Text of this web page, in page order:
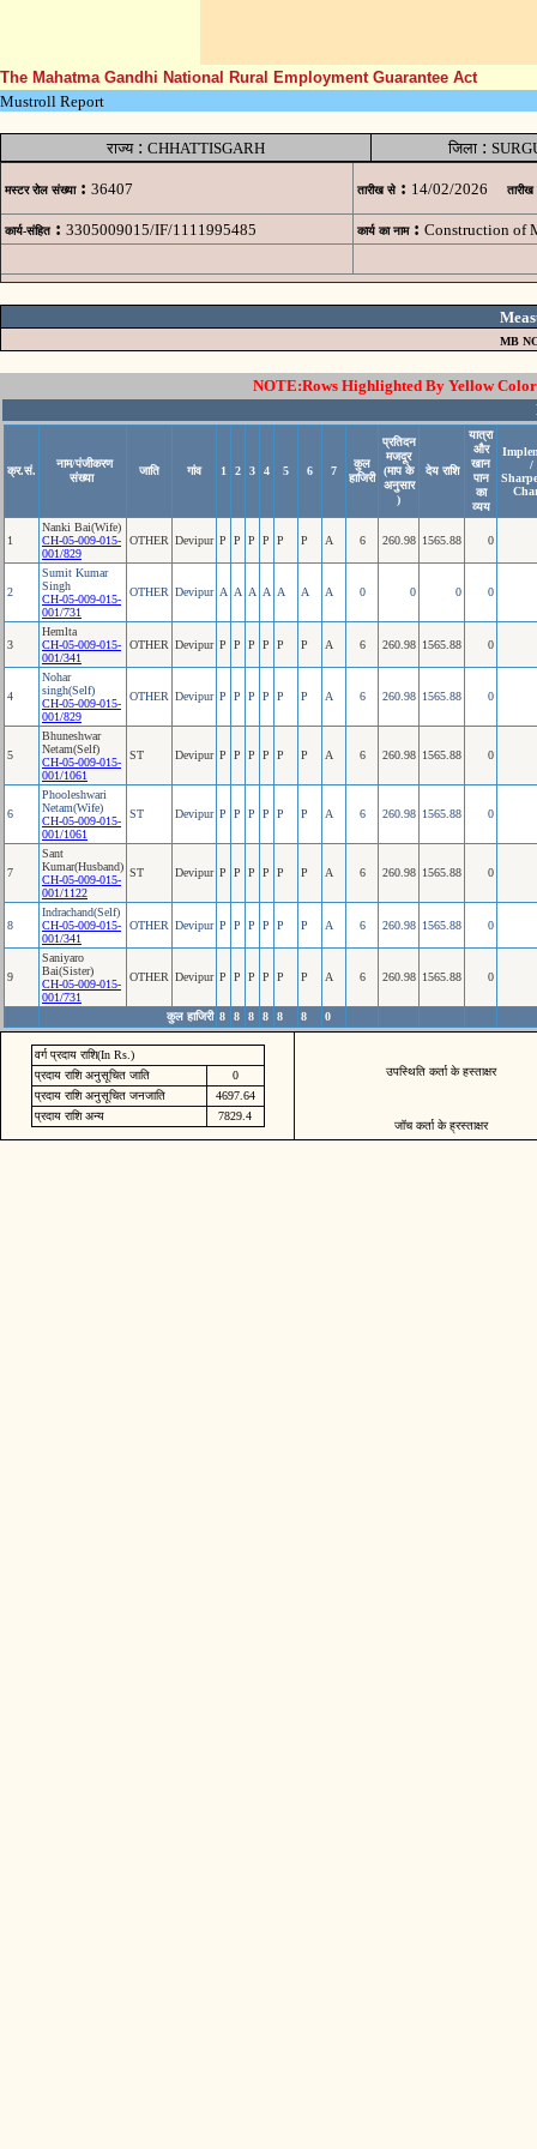
The Mahatma Gandhi National Rural Employment Guarantee Act
Mustroll Report
राज्य: CHHATTISGARH जिला:
मस्टर रोल संख्या : 36407 तारीख से : 14/02/2026 तारीख
कार्य-संहित : 3305009015/IF/1111995485 कार्य का नाम : Construction of
MB
NOTE:Rows Highlighted By Yellow
क्र.सं.
नाम/पंजीकरण
संख्या
जाति गांव 1 2 3 4 5 6 7
कुल
हाजिरी
प्रतिदन
मजदूर
(माप के
अनुसार
)
देय राशि
यात्रा
और
खान
पान
का
व्यय
/
1
Nanki Bai(Wife)
CH-05-009-015-
001/829
OTHER Devipur P P P P P P A 6 260.98 1565.88 0
2
Sumit Kumar
Singh
CH-05-009-015-
001/731
OTHER Devipur A A A A A A A 0 0 0 0
3
Hemlta
CH-05-009-015-
001/341
OTHER Devipur P P P P P P A 6 260.98 1565.88 0
4
Nohar
singh(Self)
CH-05-009-015-
001/829
OTHER Devipur P P P P P P A 6 260.98 1565.88 0
5
Bhuneshwar
Netam(Self)
CH-05-009-015-
001/1061
ST Devipur P P P P P P A 6 260.98 1565.88 0
6
Phooleshwari
Netam(Wife)
CH-05-009-015-
001/1061
ST Devipur P P P P P P A 6 260.98 1565.88 0
7
Sant
Kumar(Husband)
CH-05-009-015-
001/1122
ST Devipur P P P P P P A 6 260.98 1565.88 0
8
Indrachand(Self)
CH-05-009-015-
001/341
OTHER Devipur P P P P P P A 6 260.98 1565.88 0
9
Saniyaro
Bai(Sister)
CH-05-009-015-
001/731
OTHER Devipur P P P P P P A 6 260.98 1565.88 0
कुल हाजिरी 8 8 8 8 8 8 0
वर्ग प्रदाय राशि(In Rs.)
प्रदाय राशि अनुसूचित जाति
0
प्रदाय राशि अनुसूचित जनजाति
4697.64
प्रदाय राशि अन्य
7829.4
उपस्थिति कर्ता के हस्ताक्षर
जॉच कर्ता के ह्रस्ताक्षर